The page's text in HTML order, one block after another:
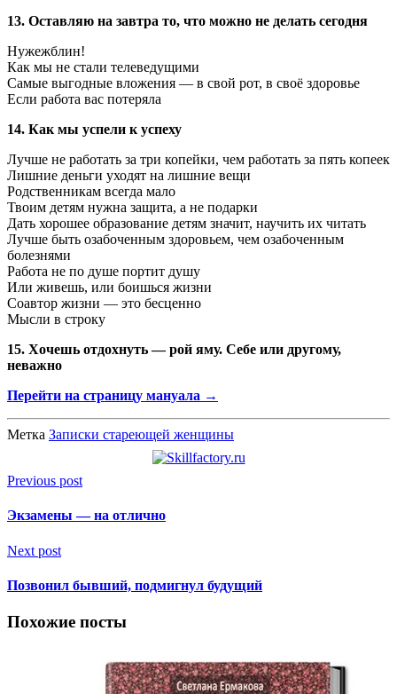
13. Оставляю на завтра то, что можно не делать сегодня
Нужежблин!
Как мы не стали телеведущими
Самые выгодные вложения — в свой рот, в своё здоровье
Если работа вас потеряла
14. Как мы успели к успеху
Лучше не работать за три копейки, чем работать за пять копеек
Лишние деньги уходят на лишние вещи
Родственникам всегда мало
Твоим детям нужна защита, а не подарки
Дать хорошее образование детям значит, научить их читать
Лучше быть озабоченным здоровьем, чем озабоченным
болезнями
Работа не по душе портит душу
Или живешь, или боишься жизни
Соавтор жизни — это бесценно
Мысли в строку
15. Хочешь отдохнуть — рой яму. Себе или другому,
неважно
Перейти на страницу мануала →
Метка Записки стареющей женщины
Previous post
Экзамены — на отлично
Next post
Позвонил бывший, подмигнул будущий
Похожие посты